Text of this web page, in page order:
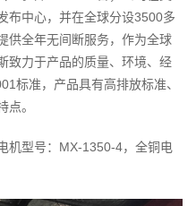
布中心，并在全球分设3500多
供全年无间断服务，作为全球
致力于产品的质量、环境、经
标准，产品具有高排放标准、
点。
机型号：MX-1350-4，全铜电